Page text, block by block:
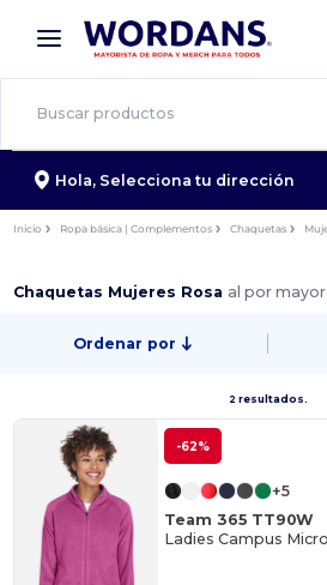
× App de Wordans
¡Mejores precios en app!
Hola, Selecciona tu dirección
Inicio Ropa básica | Complementos Chaquetas
Chaquetas Mujeres Rosa al por
Ordenar por
2 resultados.
-62%
+5
Team 365 TT90W
Ladies Campus